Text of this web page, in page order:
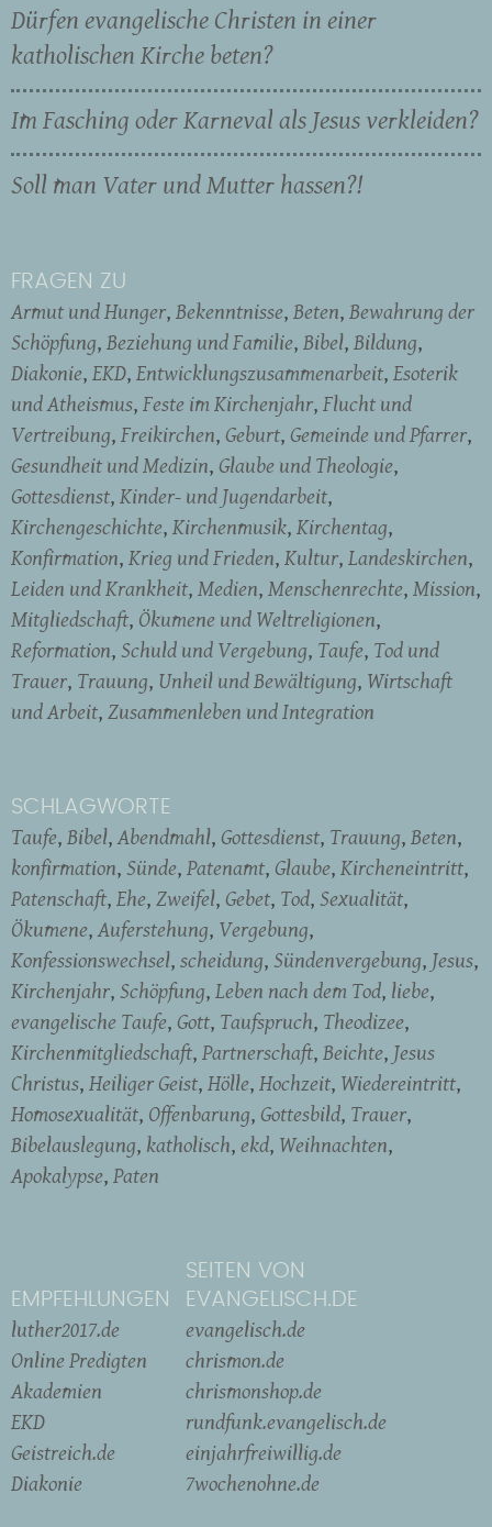
Dürfen evangelische Christen in einer
katholischen Kirche beten?
Im Fasching oder Karneval als Jesus verkleiden?
Soll man Vater und Mutter hassen?!
FRAGEN ZU
Armut und Hunger Bekenntnisse Beten Bewahrung der
Schöpfung Beziehung und Familie Bibel Bildung
Diakonie EKD Entwicklungszusammenarbeit Esoterik
und Atheismus Feste im Kirchenjahr Flucht und
Vertreibung Freikirchen Geburt Gemeinde und Pfarrer
Gesundheit und Medizin Glaube und Theologie
Gottesdienst Kinder- und Jugendarbeit
Kirchengeschichte Kirchenmusik Kirchentag
Konfirmation Krieg und Frieden Kultur Landeskirchen
Leiden und Krankheit Medien Menschenrechte Mission
Mitgliedschaft Ökumene und Weltreligionen
Reformation Schuld und Vergebung Taufe Tod und
Trauer Trauung Unheil und Bewältigung Wirtschaft
und Arbeit Zusammenleben und Integration
SCHLAGWORTE
Taufe Bibel Abendmahl Gottesdienst Trauung Beten
konfirmation Sünde Patenamt Glaube Kircheneintritt
Patenschaft Ehe Zweifel Gebet Tod Sexualität
Ökumene Auferstehung Vergebung
Konfessionswechsel scheidung Sündenvergebung Jesus
Kirchenjahr Schöpfung Leben nach dem Tod liebe
evangelische Taufe Gott Taufspruch Theodizee
Kirchenmitgliedschaft Partnerschaft Beichte Jesus
Christus Heiliger Geist Hölle Hochzeit Wiedereintritt
Homosexualität Offenbarung Gottesbild Trauer
Bibelauslegung katholisch ekd Weihnachten
Apokalypse Paten
EMPFEHLUNGEN
luther2017.de
Online Predigten
Akademien
EKD
Geistreich.de
Diakonie
SEITEN VON
EVANGELISCH.DE
evangelisch.de
chrismon.de
chrismonshop.de
rundfunk.evangelisch.de
einjahrfreiwillig.de
7wochenohne.de